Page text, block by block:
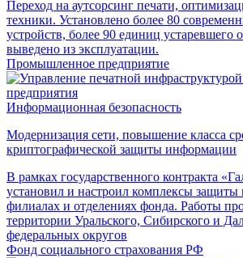
Переход на аутсорсинг печати,
техники. Установлено более 80
устройств, более 90 единиц устаревшего
выведено из эксплуатации.
Промышленное предприятие
Информационная безопасность
Модернизация сети, повышение класса
криптографической защиты информации
В рамках государственного контракта
установил и настроил комплексы
филиалах и отделениях фонда. Работы
территории Уральского, Сибирского и
федеральных округов
Фонд социального страхования РФ